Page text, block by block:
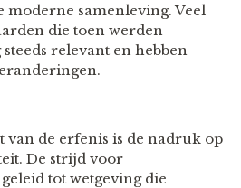
samenleving. Veel
die toen werden
relevant en hebben
van de erfenis is de nadruk op
De strijd voor
tot wetgeving die